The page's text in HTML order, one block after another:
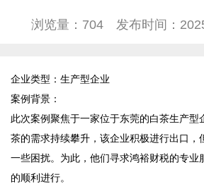
浏览量：704 发布时间：
企业类型：生产型企业
案例背景：
此次案例聚焦于一家位于东莞的白茶生产
茶的需求持续攀升，该企业积极进行出口，
一些困扰。为此，他们寻求鸿裕财税的专业
的顺利进行。